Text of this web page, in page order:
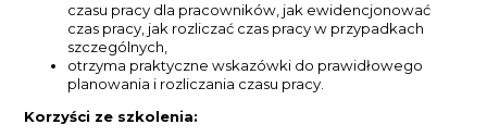
czasu pracy dla pracowników, jak ewidencjonować
czas pracy, jak rozliczać czas pracy w przypadkach
szczególnych,
otrzyma praktyczne wskazówki do prawidłowego
planowania i rozliczania czasu pracy.
Korzyści ze szkolenia: